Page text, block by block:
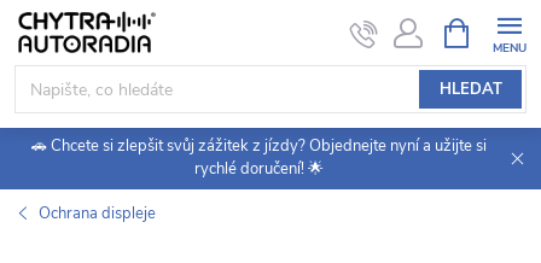
Přejít
obsah
HLEDAT
NÁKUPNÍ
KOŠÍK
🚗 Chcete si zlepšit svůj zážitek z jízdy? Objednejte nyní a užijte si
rychlé doručení! 🌟
Ochrana displeje